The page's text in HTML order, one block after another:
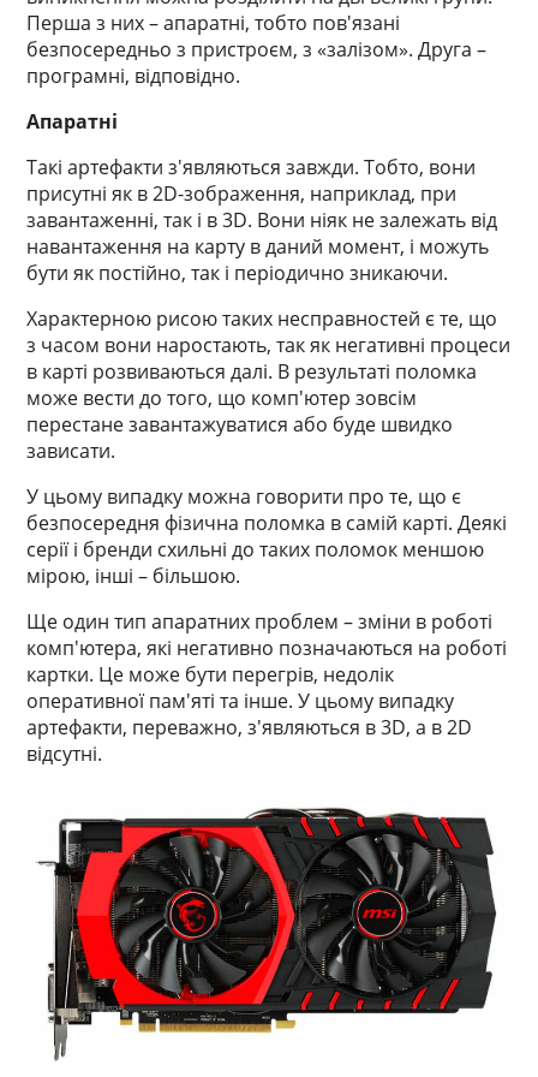
Перша з них – апаратні, тобто пов'язані
безпосередньо з пристроєм, з «залізом». Друга –
програмні, відповідно.
Апаратні
Такі артефакти з'являються завжди. Тобто, вони
присутні як в 2D-зображення, наприклад, при
завантаженні, так і в 3D. Вони ніяк не залежать від
навантаження на карту в даний момент, і можуть
бути як постійно, так і періодично зникаючи.
Характерною рисою таких несправностей є те, що
з часом вони наростають, так як негативні процеси
в карті розвиваються далі. В результаті поломка
може вести до того, що комп'ютер зовсім
перестане завантажуватися або буде швидко
зависати.
У цьому випадку можна говорити про те, що є
безпосередня фізична поломка в самій карті. Деякі
серії і бренди схильні до таких поломок меншою
мірою, інші – більшою.
Ще один тип апаратних проблем – зміни в роботі
комп'ютера, які негативно позначаються на роботі
картки. Це може бути перегрів, недолік
оперативної пам'яті та інше. У цьому випадку
артефакти, переважно, з'являються в 3D, а в 2D
відсутні.